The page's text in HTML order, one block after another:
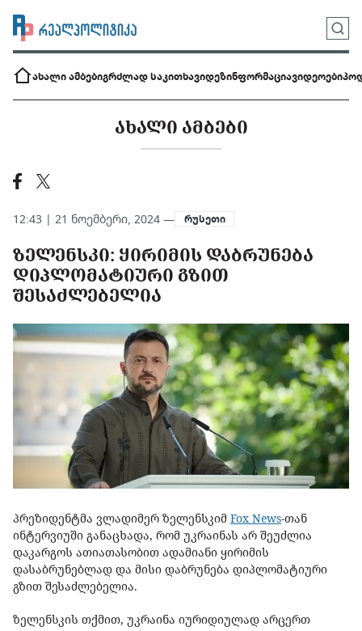
ახალი ამბებიგრძლად საკითხავიდეზინფორმაციავიდეოები
ᲐᲮᲐᲚᲘ ᲐᲛᲑᲔᲑᲘ
12:43 | 21 ნოემბერი, 2024 — რუსეთი
ᲖᲔᲚᲔᲜᲡᲙᲘ: ᲧᲘᲠᲘᲛᲘᲡ ᲓᲐᲑᲠᲣᲜᲔᲑᲐ
ᲓᲘᲞᲚᲝᲛᲐᲢᲘᲣᲠᲘ ᲒᲖᲘᲗ
ᲨᲔᲡᲐᲫᲚᲔᲑᲔᲚᲘᲐ
პრეზიდენტმა ვლადიმერ ზელენსკიმ Fox News-თან
ინტერვიუში განაცხადა, რომ უკრაინას არ შეუძლია
დაკარგოს ათიათასობით ადამიანი ყირიმის
დასაბრუნებლად და მისი დაბრუნება დიპლომატიური
გზით შესაძლებელია.
ზელენსკის თქმით, უკრაინა იურიდიულად არცერთ